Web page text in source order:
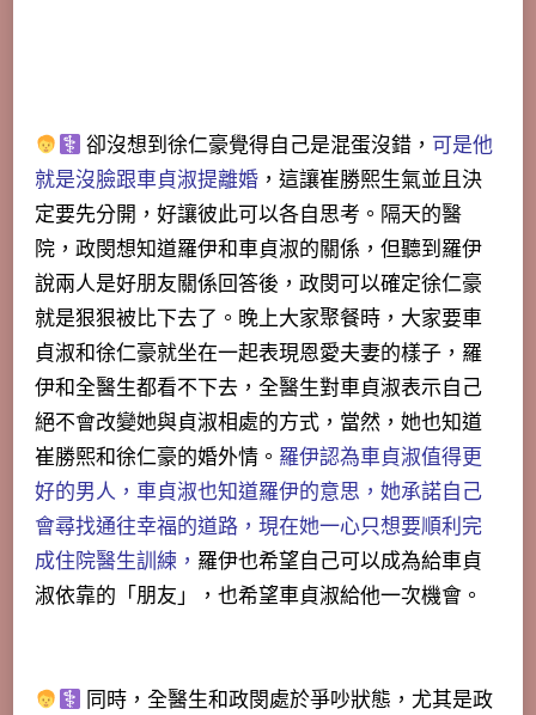
卻沒想到徐仁豪覺得自己是混蛋沒錯， 可是他
就是沒臉跟車貞淑提離婚 ，這讓崔勝熙生氣並且決
定要先分開，好讓彼此可以各自思考。隔天的醫
院，政閔想知道羅伊和車貞淑的關係，但聽到羅伊
說兩人是好朋友關係回答後，政閔可以確定徐仁豪
就是狠狠被比下去了。晚上大家聚餐時，大家要車
貞淑和徐仁豪就坐在一起表現恩愛夫妻的樣子，羅
伊和全醫生都看不下去，全醫生對車貞淑表示自己
絕不會改變她與貞淑相處的方式，當然，她也知道
崔勝熙和徐仁豪的婚外情。 羅伊認為車貞淑值得更
好的男人，車貞淑也知道羅伊的意思，她承諾自己
會尋找通往幸福的道路，現在她一心只想要順利完
成住院醫生訓練， 羅伊也希望自己可以成為給車貞
淑依靠的「朋友」，也希望車貞淑給他一次機會。
同時，全醫生和政閔處於爭吵狀態，尤其是政